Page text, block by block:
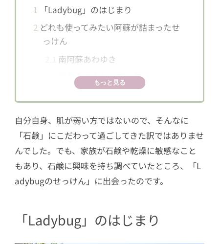
1
「Ladybug」のはじまり
2 どれも使ってみたい阿蘇が詰まったせ
っけん
南阿蘇あわゆき
はちみつカレンデュラ
2.5 すずめの湯ー南阿蘇村を旅してー
2.6 えごまー福島県只見町を旅してー
2.7菊鹿シャルドネー山鹿市菊鹿町を
旅してー
2.9 四季美 「冬」
もっと見る
自分自身、肌が弱い方ではないので、そんなに
「石鹸」にこだわって過ごしてきた訳ではありませ
んでした。でも、家族が石鹸や乾燥に敏感なこと
もあり、石鹸に興味を持ち調べていたところ、「L
adybugのせっけん」に出会ったのです。
「Ladybug」のはじまり